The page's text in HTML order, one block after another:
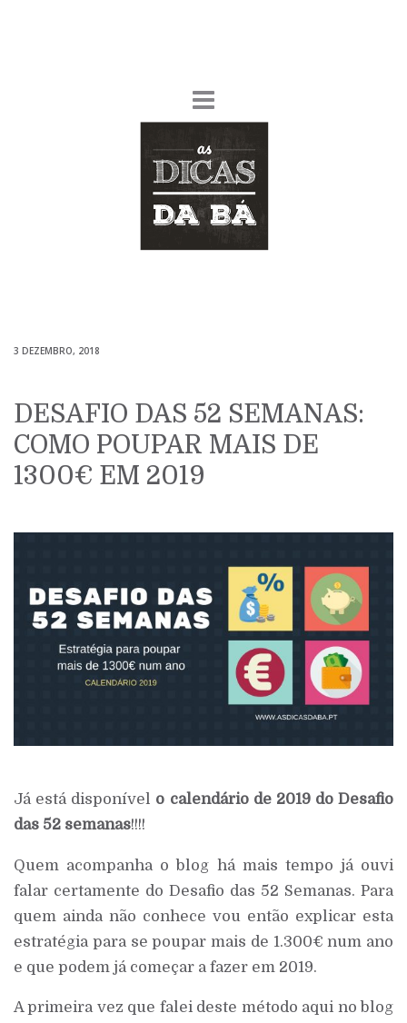
3 DEZEMBRO, 2018
DESAFIO DAS 52 SEMANAS:
COMO POUPAR MAIS DE
1300€ EM 2019
Já está disponível o calendário de 2019 do Desafio
das 52 semanas!!!!
Quem acompanha o blog há mais tempo já ouvi
falar certamente do Desafio das 52 Semanas. Para
quem ainda não conhece vou então explicar esta
estratégia para se poupar mais de 1.300€ num ano
e que podem já começar a fazer em 2019.
A primeira vez que falei deste método aqui no blog